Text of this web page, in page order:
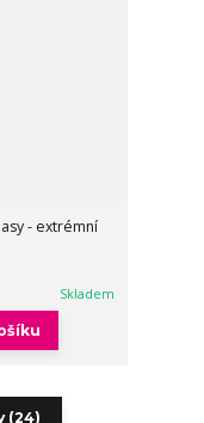
- extrémní
Skladem
(24)